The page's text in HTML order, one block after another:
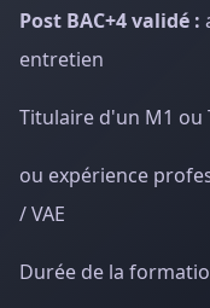
Post BAC+4 validé :
entretien
Titulaire d'un M1 ou
ou expérience
/ VAE
Durée de la